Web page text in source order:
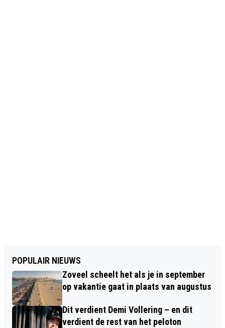
POPULAIR NIEUWS
Zoveel scheelt het als je in september
op vakantie gaat in plaats van augustus
Dit verdient Demi Vollering – en dit
verdient de rest van het peloton